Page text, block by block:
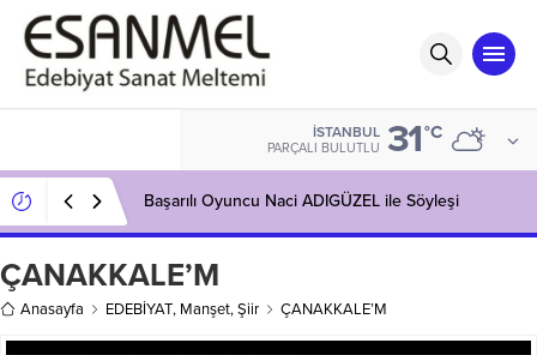
İSTANBUL
PARÇALI BULUTLU 31°C
Başarılı Oyuncu Naci ADIGÜZEL ile Söyleşi
ÇANAKKALE’M
Anasayfa EDEBİYAT, Manşet,Şiir ÇANAKKALE’M